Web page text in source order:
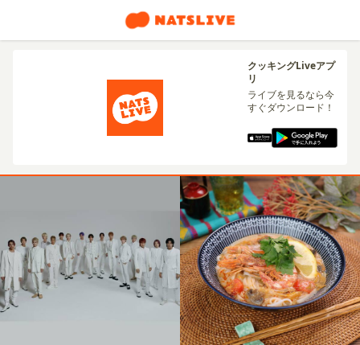
クッキングLiveアプ
リ
ライブを見るなら今
すぐダウンロード！